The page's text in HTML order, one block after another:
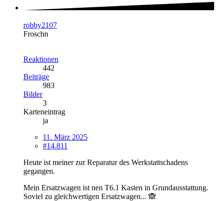
robby2107
Froschn
Reaktionen
442
Beiträge
983
Bilder
3
Karteneintrag
ja
11. März 2025
#14.811
Heute ist meiner zur Reparatur des Werkstattschadens
gegangen.
Mein Ersatzwagen ist nen T6.1 Kasten in Grundausstattung.
Soviel zu gleichwertigen Ersatzwagen... 🙈